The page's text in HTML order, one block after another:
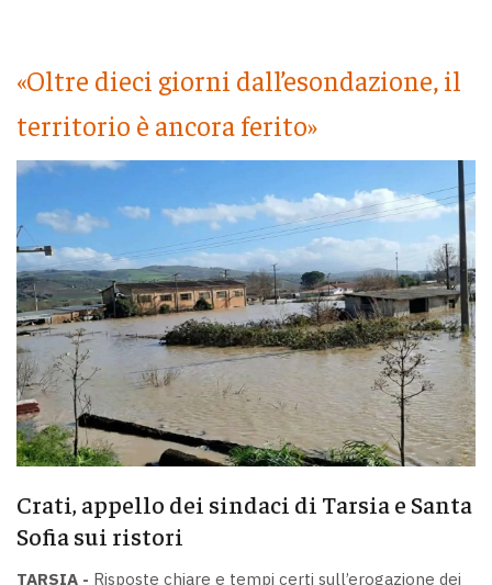
«Oltre dieci giorni dall’esondazione, il
territorio è ancora ferito»
Crati, appello dei sindaci di Tarsia e Santa
Sofia sui ristori
TARSIA - Risposte chiare e tempi certi sull’erogazione dei